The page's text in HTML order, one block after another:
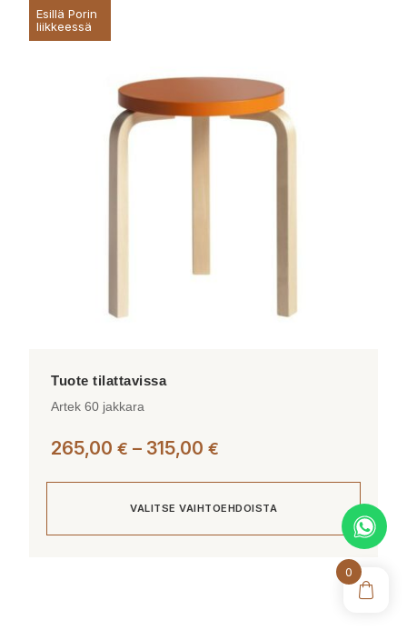
Esillä Porin
liikkeessä
Artek 60 jakkara
265,00 € – 315,00 €
315,00 €
VALITSE VAIHTOEHDOISTA
0